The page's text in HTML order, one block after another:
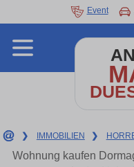
Event
❯ IMMOBILIEN ❯
Wohnung kaufen